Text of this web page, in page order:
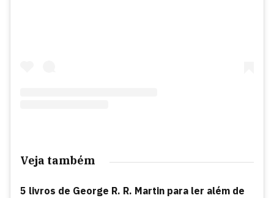
Veja também
5 livros de George R. R. Martin para ler além de